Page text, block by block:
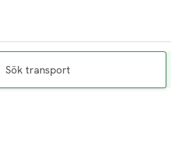
Sök transport